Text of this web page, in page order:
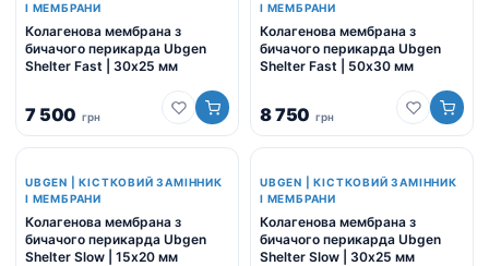
І МЕМБРАНИ
Колагенова мембрана з
бичачого перикарда Ubgen
Shelter Fast | 30х25 мм
7 500 грн
І МЕМБРАНИ
Колагенова мембрана з
бичачого перикарда Ubgen
Shelter Fast | 50х30 мм
8 750 грн
UBGEN | КІСТКОВИЙ ЗАМІННИК
І МЕМБРАНИ
Колагенова мембрана з
бичачого перикарда Ubgen
Shelter Slow | 15х20 мм
UBGEN | КІСТКОВИЙ ЗАМІННИК
І МЕМБРАНИ
Колагенова мембрана з
бичачого перикарда Ubgen
Shelter Slow | 30х25 мм